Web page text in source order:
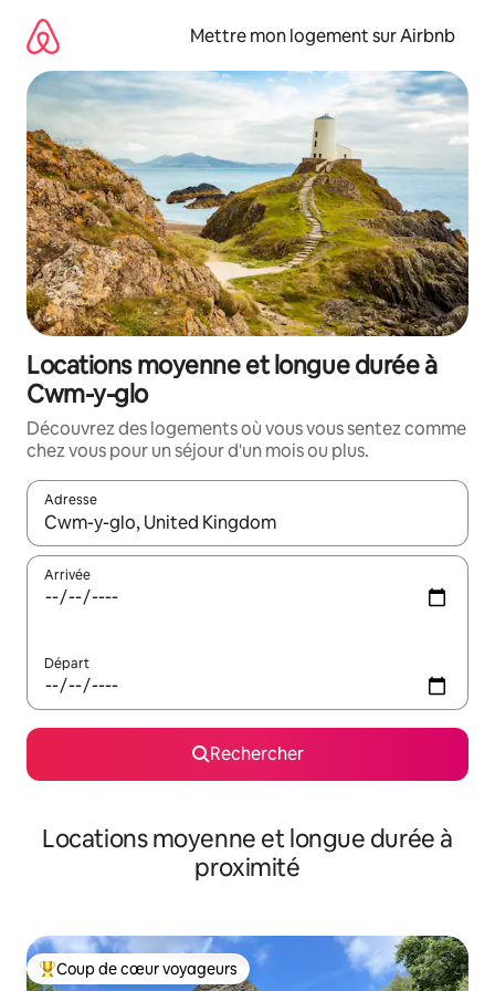
directement
contenu
Mettre mon logement sur Airbnb
Locations moyenne et longue durée à
Cwm-y-glo
Découvrez des logements où vous vous sentez comme
chez vous pour un séjour d'un mois ou plus.
Adresse
Lorsque les résultats s'affichent, utilisez les flèches vers le
Arrivée
Départ
Rechercher
Locations moyenne et longue durée à
proximité
Coups de cœur voyageurs les plus appréciés
Coup de cœur voyageurs